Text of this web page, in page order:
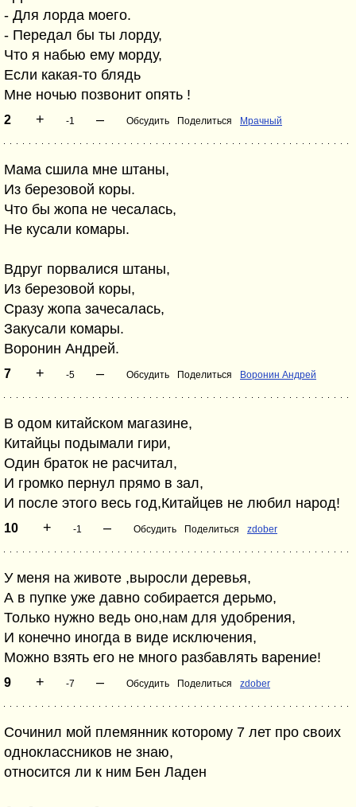
- Для лорда моего.
- Передал бы ты лорду,
Что я набью ему морду,
Если какая-то блядь
Мне ночью позвонит опять !
2 + -1 – Обсудить Поделиться Мрачный
Мама сшила мне штаны,
Из березовой коры.
Что бы жопа не чесалась,
Не кусали комары.
Вдруг порвалися штаны,
Из березовой коры,
Сразу жопа зачесалась,
Закусали комары.
Воронин Андрей.
7 + -5 – Обсудить Поделиться Воронин Андрей
В одом китайском магазине,
Китайцы подымали гири,
Один браток не расчитал,
И громко пернул прямо в зал,
И после этого весь год,Китайцев не любил народ!
10 + -1 – Обсудить Поделиться zdober
У меня на животе ,выросли деревья,
А в пупке уже давно собирается дерьмо,
Только нужно ведь оно,нам для удобрения,
И конечно иногда в виде исключения,
Можно взять его не много разбавлять варение!
9 + -7 – Обсудить Поделиться zdober
Сочинил мой племянник которому 7 лет про своих
одноклассников не знаю,
относится ли к ним Бен Ладен